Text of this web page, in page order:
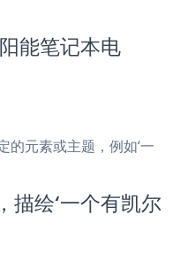
能笔记本电
的元素或主题，例如‘一
描绘‘一个有凯尔